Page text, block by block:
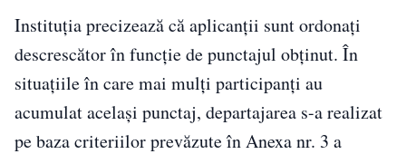
Instituția precizează că aplicanții sunt ordonați
descrescător în funcție de punctajul obținut. În
situațiile în care mai mulți participanți au
acumulat același punctaj, departajarea s-a realizat
pe baza criteriilor prevăzute în Anexa nr. 3 a